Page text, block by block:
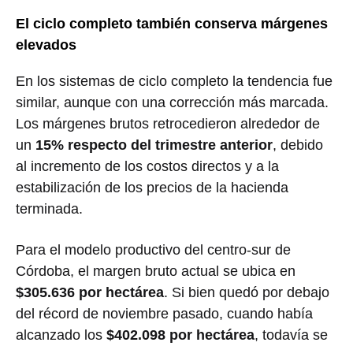
El ciclo completo también conserva márgenes
elevados
En los sistemas de ciclo completo la tendencia fue
similar, aunque con una corrección más marcada.
Los márgenes brutos retrocedieron alrededor de
un 15% respecto del trimestre anterior, debido
al incremento de los costos directos y a la
estabilización de los precios de la hacienda
terminada.
Para el modelo productivo del centro-sur de
Córdoba, el margen bruto actual se ubica en
$305.636 por hectárea. Si bien quedó por debajo
del récord de noviembre pasado, cuando había
alcanzado los $402.098 por hectárea, todavía se